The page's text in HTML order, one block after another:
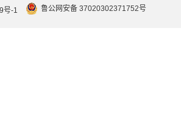
号-1
鲁公网安备 37020302371752号